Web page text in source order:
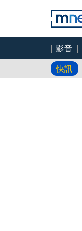
影音
快訊